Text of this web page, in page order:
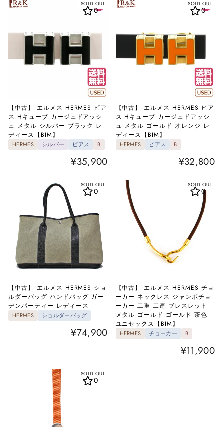
SOLD OUT
【中古】 エルメス HERMES ピア
ス Hキューブ カージュドアッシ
ュ メタル シルバー ブラック レ
ディース【BIM】
HERMES シルバー ピアス B
¥35,900
0
SOLD OUT
【中古】 エルメス HERMES ピア
ス Hキューブ カージュドアッシ
ュ メタル ゴールド オレンジ レ
ディース【BIM】
HERMES ピアス B
¥32,800
0
SOLD OUT
【中古】 エルメス HERMES ショ
ルダーバッグ ハンドバッグ ガー
デンパーティー レディース
HERMES ショルダーバッグ
¥74,900
0
SOLD OUT
【中古】 エルメス HERMES チョ
ーカー ネックレス ジャンボチョ
ーカー 二重 二連 ブレスレット
メタル ゴールド ゴールド 茶色
ユニセックス【BIM】
HERMES チョーカー B
¥11,900
0
SOLD OUT
0